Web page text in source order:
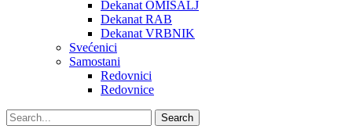
Dekanat OMIŠALJ
Dekanat RAB
Dekanat VRBNIK
Svećenici
Samostani
Redovnici
Redovnice
Search
Search
for: